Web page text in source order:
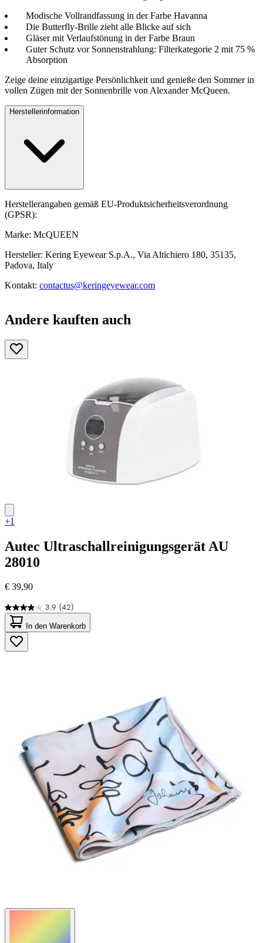
Modische Vollrandfassung in der Farbe Havanna
Die Butterfly-Brille zieht alle Blicke auf sich
Gläser mit Verlaufstönung in der Farbe Braun
Guter Schutz vor Sonnenstrahlung: Filterkategorie 2 mit 75 %
Absorption
Zeige deine einzigartige Persönlichkeit und genieße den Sommer in
vollen Zügen mit der Sonnenbrille von Alexander McQueen.
Herstellerinformation
Herstellerangaben gemäß EU-Produktsicherheitsverordnung
(GPSR):
Marke: McQUEEN
Hersteller: Kering Eyewear S.p.A., Via Altichiero 180, 35135,
Padova, Italy
Kontakt: contactus@keringeyewear.com
Andere kauften auch
+1
Autec Ultraschallreinigungsgerät AU
28010
€ 39,90
3.9 (42)
3.9
von
5
Sternen.
42
In den Warenkorb